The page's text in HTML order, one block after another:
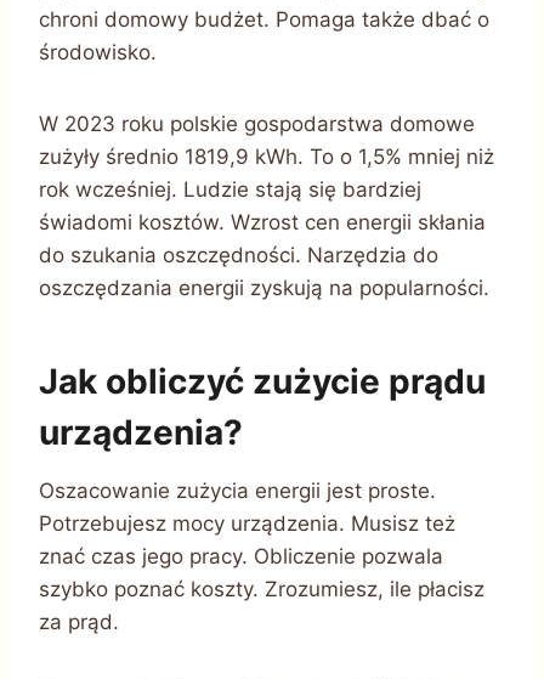
chroni domowy budżet. Pomaga także dbać o
środowisko.
W 2023 roku polskie gospodarstwa domowe
zużyły średnio 1819,9 kWh. To o 1,5% mniej niż
rok wcześniej. Ludzie stają się bardziej
świadomi kosztów. Wzrost cen energii skłania
do szukania oszczędności. Narzędzia do
oszczędzania energii zyskują na popularności.
Jak obliczyć zużycie prądu
urządzenia?
Oszacowanie zużycia energii jest proste.
Potrzebujesz mocy urządzenia. Musisz też
znać czas jego pracy. Obliczenie pozwala
szybko poznać koszty. Zrozumiesz, ile płacisz
za prąd.